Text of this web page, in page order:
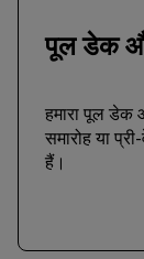
पूल डेक
हमारा पूल डेक
समारोह या
हैं।